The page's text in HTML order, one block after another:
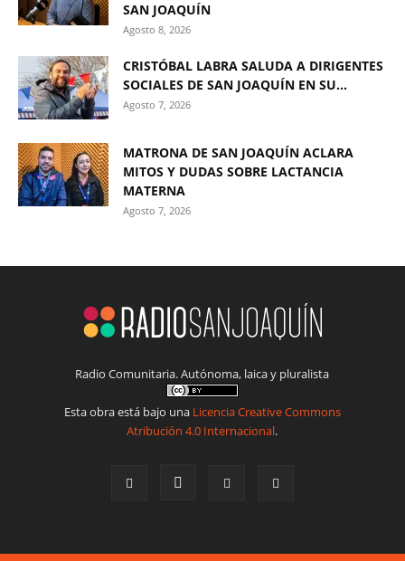
SAN JOAQUÍN
Agosto 8, 2026
CRISTÓBAL LABRA SALUDA A DIRIGENTES
SOCIALES DE SAN JOAQUÍN EN SU...
Agosto 7, 2026
MATRONA DE SAN JOAQUÍN ACLARA
MITOS Y DUDAS SOBRE LACTANCIA
MATERNA
Agosto 7, 2026
Radio Comunitaria. Autónoma, laica y pluralista
Esta obra está bajo una Licencia Creative Commons
Atribución 4.0 Internacional.